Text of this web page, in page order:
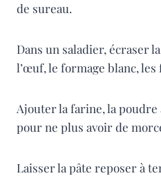
de sureau.
Dans un saladier, écraser
l’œuf, le formage blanc,
Ajouter la farine, la
pour ne plus avoir de
Laisser la pâte reposer à